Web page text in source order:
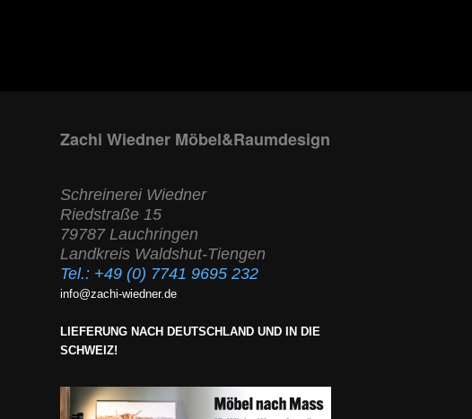
Zachi Wiedner Möbel&Raumdesign
Schreinerei Wiedner
Riedstraße 15
79787 Lauchringen
Landkreis Waldshut-Tiengen
Tel.: +49 (0) 7741 9695 232
info@zachi-wiedner.de
LIEFERUNG NACH DEUTSCHLAND UND IN DIE
SCHWEIZ!